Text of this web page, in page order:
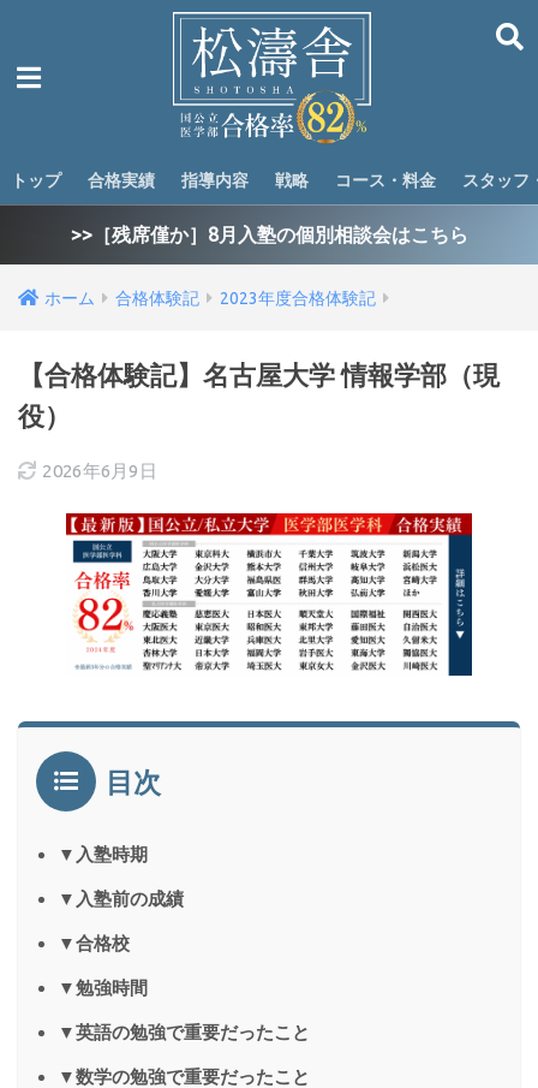
トップ 合格実績 指導内容 戦略 コース・料金 スタッフ
>>［残席僅か］8月入塾の個別相談会はこちら
ホーム 合格体験記 2023年度合格体験記
【合格体験記】名古屋大学 情報学部（現
役）
2026年6月9日
目次
▼入塾時期
▼入塾前の成績
▼合格校
▼勉強時間
▼英語の勉強で重要だったこと
▼数学の勉強で重要だったこと